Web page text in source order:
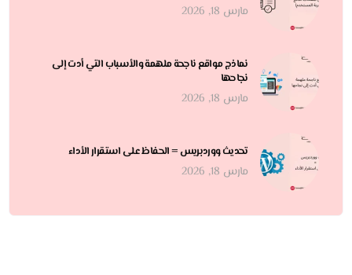
مارس 18, 2026
نماذج مواقع ناجحة ملهمة والأسباب التي أدت إلى
نجاحها
مارس 18, 2026
تحديث ووردبريس = الحفاظ على استقرار الأداء
مارس 18, 2026